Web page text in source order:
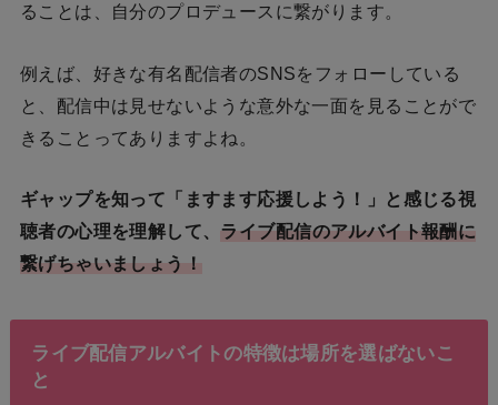
ることは、自分のプロデュースに繋がります。
例えば、好きな有名配信者のSNSをフォローしている
と、配信中は見せないような意外な一面を見ることがで
きることってありますよね。
ギャップを知って「ますます応援しよう！」と感じる視
聴者の心理を理解して、 ライブ配信のアルバイト報酬に
繋げちゃいましょう！
ライブ配信アルバイトの特徴は場所を選ばないこ
と